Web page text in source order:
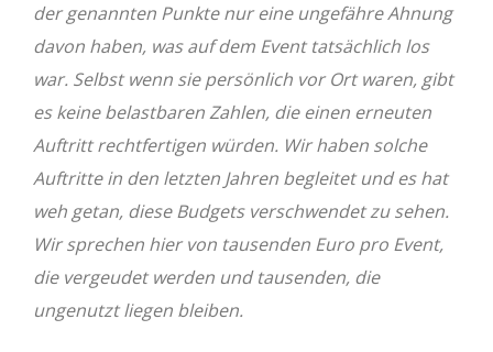
der genannten Punkte nur eine ungefähre Ahnung
davon haben, was auf dem Event tatsächlich los
war. Selbst wenn sie persönlich vor Ort waren, gibt
es keine belastbaren Zahlen, die einen erneuten
Auftritt rechtfertigen würden. Wir haben solche
Auftritte in den letzten Jahren begleitet und es hat
weh getan, diese Budgets verschwendet zu sehen.
Wir sprechen hier von tausenden Euro pro Event,
die vergeudet werden und tausenden, die
ungenutzt liegen bleiben.